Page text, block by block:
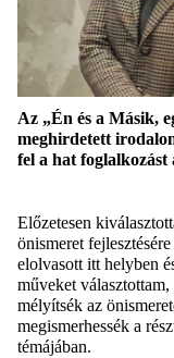
Az „Én és a Másik,
meghirdetett
fel a hat foglalkozást
Előzetesen
önismeret
elolvasott itt helyben
műveket
mélyítsék az
megismerhessék a
témájában.